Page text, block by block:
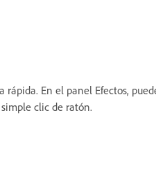
En el panel Efectos,
clic de ratón.